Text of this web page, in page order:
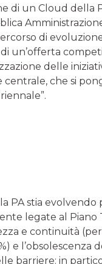
di un Cloud della
di
un’offerta
delle
che si
PA stia evolvendo
legate al Piano
e continuità (per
e l’obsolescenza
barriere: in